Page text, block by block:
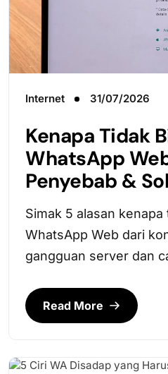
Internet 31/07/2026
Kenapa Tidak
WhatsApp
Penyebab &
Simak 5 alasan
WhatsApp Web dari
gangguan server dan
Read More